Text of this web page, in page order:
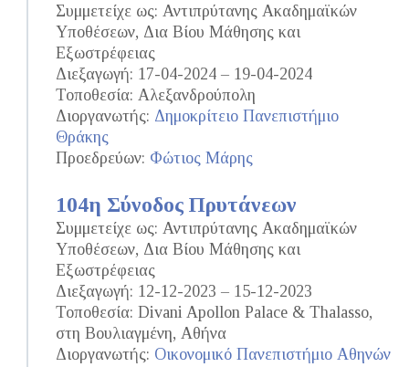
Συμμετείχε ως: Αντιπρύτανης Ακαδημαϊκών
Υποθέσεων, Δια Βίου Μάθησης και
Εξωστρέφειας
Διεξαγωγή: 17-04-2024 – 19-04-2024
Τοποθεσία: Αλεξανδρούπολη
Διοργανωτής: Δημοκρίτειο Πανεπιστήμιο
Θράκης
Προεδρεύων: Φώτιος Μάρης
104η Σύνοδος Πρυτάνεων
Συμμετείχε ως: Αντιπρύτανης Ακαδημαϊκών
Υποθέσεων, Δια Βίου Μάθησης και
Εξωστρέφειας
Διεξαγωγή: 12-12-2023 – 15-12-2023
Τοποθεσία: Divani Apollon Palace & Thalasso,
στη Βουλιαγμένη, Αθήνα
Διοργανωτής: Οικονομικό Πανεπιστήμιο Αθηνών